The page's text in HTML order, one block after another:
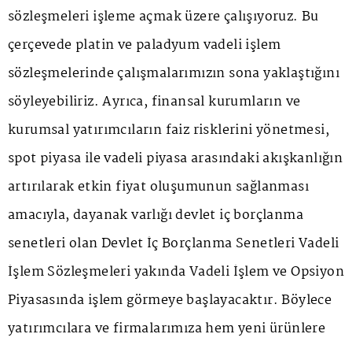
sözleşmeleri işleme açmak üzere çalışıyoruz. Bu
çerçevede platin ve paladyum vadeli işlem
sözleşmelerinde çalışmalarımızın sona yaklaştığını
söyleyebiliriz. Ayrıca, finansal kurumların ve
kurumsal yatırımcıların faiz risklerini yönetmesi,
spot piyasa ile vadeli piyasa arasındaki akışkanlığın
artırılarak etkin fiyat oluşumunun sağlanması
amacıyla, dayanak varlığı devlet iç borçlanma
senetleri olan Devlet İç Borçlanma Senetleri Vadeli
İşlem Sözleşmeleri yakında Vadeli İşlem ve Opsiyon
Piyasasında işlem görmeye başlayacaktır. Böylece
yatırımcılara ve firmalarımıza hem yeni ürünlere